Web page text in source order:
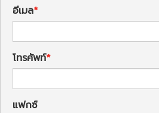
อีเมล
โทรศัพท์
แฟกซ์